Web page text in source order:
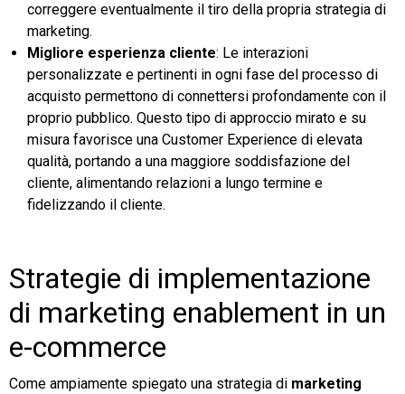
correggere eventualmente il tiro della propria strategia di
marketing.
Migliore esperienza cliente: Le interazioni
personalizzate e pertinenti in ogni fase del processo di
acquisto permettono di connettersi profondamente con il
proprio pubblico. Questo tipo di approccio mirato e su
misura favorisce una Customer Experience di elevata
qualità, portando a una maggiore soddisfazione del
cliente, alimentando relazioni a lungo termine e
fidelizzando il cliente.
Strategie di implementazione
di marketing enablement in un
e-commerce
Come ampiamente spiegato una strategia di marketing